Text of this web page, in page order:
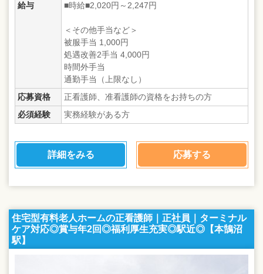
給与
■時給■2,020円～2,247円
＜その他手当など＞
被服手当 1,000円
処遇改善2手当 4,000円
時間外手当
通勤手当（上限なし）
応募資格
正看護師、准看護師の資格をお持ちの方
必須経験
実務経験がある方
詳細をみる 応募する
住宅型有料老人ホームの正看護師｜正社員｜ターミナル
ケア対応◎賞与年2回◎福利厚生充実◎駅近◎【本鵠沼
駅】